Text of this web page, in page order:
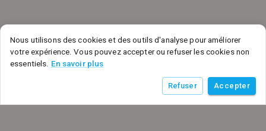
Nous utilisons des cookies et des outils d'analyse pour améliorer
votre expérience. Vous pouvez accepter ou refuser les cookies non
essentiels. En savoir plus
Refuser Accepter